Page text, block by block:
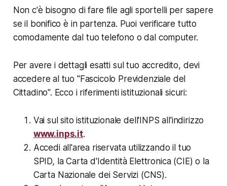
Non c'è bisogno di fare file agli sportelli per sapere
se il bonifico è in partenza. Puoi verificare tutto
comodamente dal tuo telefono o dal computer.
Per avere i dettagli esatti sul tuo accredito, devi
accedere al tuo "Fascicolo Previdenziale del
Cittadino". Ecco i riferimenti istituzionali sicuri:
Vai sul sito istituzionale dell'INPS all'indirizzo
www.inps.it.
Accedi all'area riservata utilizzando il tuo
SPID, la Carta d'Identità Elettronica (CIE) o la
Carta Nazionale dei Servizi (CNS).